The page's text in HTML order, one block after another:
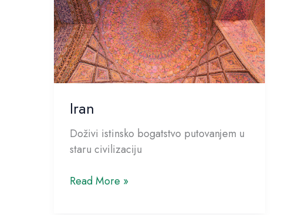
Iran
Doživi istinsko bogatstvo putovanjem u
staru civilizaciju
Read More »